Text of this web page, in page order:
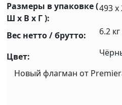
Размеры в упаковке (
Ш х В х Г ):
493
Вес нетто / брутто: 6.2
Цвет:
Новый флагман от